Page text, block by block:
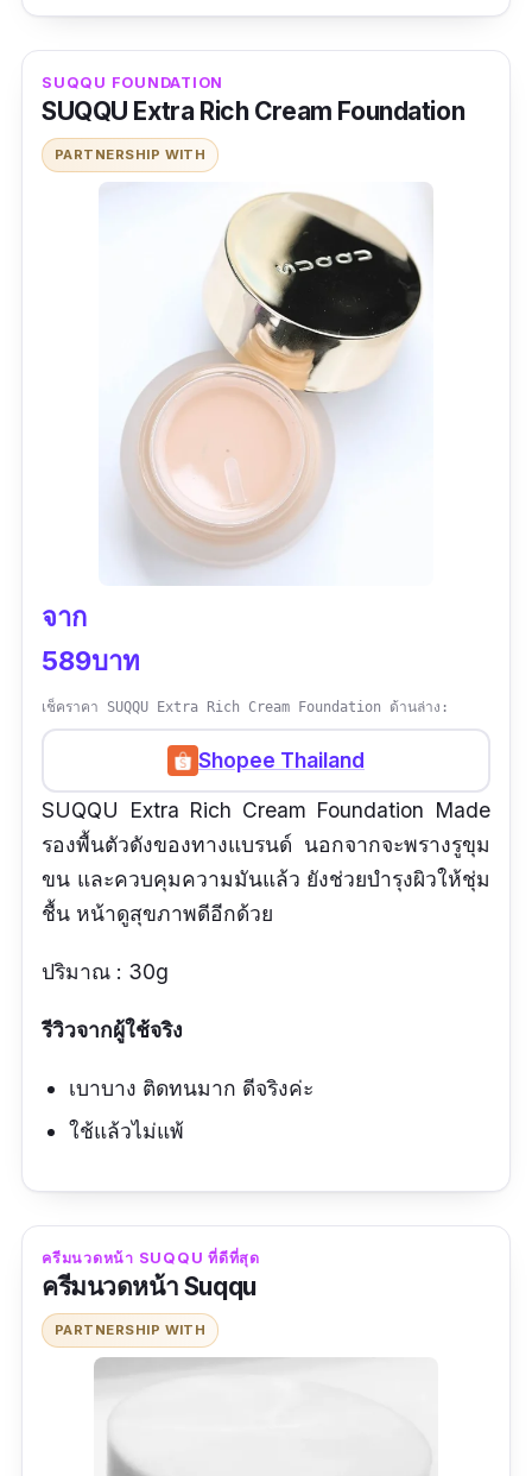
SUQQU FOUNDATION
SUQQU Extra Rich Cream Foundation
PARTNERSHIP WITH
จาก
589บาท
เช็คราคา SUQQU Extra Rich Cream Foundation ด้านล่าง:
Shopee Thailand
SUQQU Extra Rich Cream Foundation Made
รองพื้นตัวดังของทางแบรนด์ นอกจากจะพรางรูขุม
ขน และควบคุมความมันแล้ว ยังช่วยบำรุงผิวให้ชุ่ม
ชื้น หน้าดูสุขภาพดีอีกด้วย
ปริมาณ : 30g
รีวิวจากผู้ใช้จริง
เบาบาง ติดทนมาก ดีจริงค่ะ
ใช้แล้วไม่แพ้
ครีมนวดหน้า SUQQU ที่ดีที่สุด
ครีมนวดหน้า Suqqu
PARTNERSHIP WITH